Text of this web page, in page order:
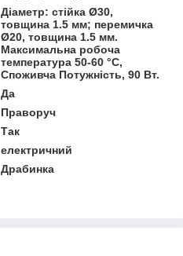
Діаметр: стійка Ø30,
товщина 1.5 мм; перемичка
Ø20, товщина 1.5 мм.
Максимальна робоча
температура 50-60 °C,
Споживча Потужність, 90 Вт.
Да
Праворуч
Так
електричний
Драбинка